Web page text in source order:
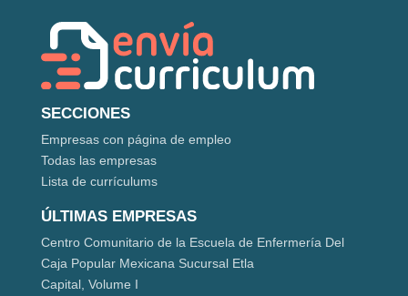
SECCIONES
Empresas con página de empleo
Todas las empresas
Lista de currículums
ÚLTIMAS EMPRESAS
Centro Comunitario de la Escuela de Enfermería Del
Caja Popular Mexicana Sucursal Etla
Capital, Volume I